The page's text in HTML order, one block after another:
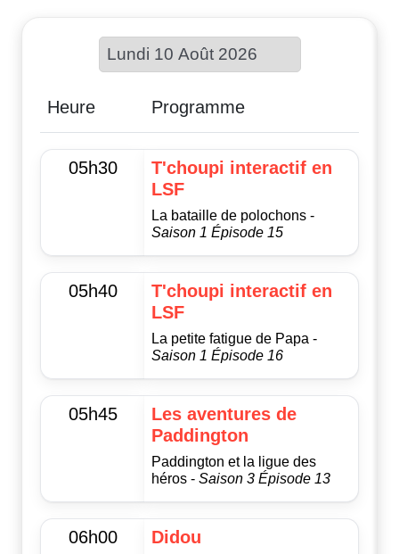
Choisir une date :
Heure Programme
05h30
T'choupi interactif en
LSF
La bataille de polochons -
Saison 1 Épisode 15
05h40
T'choupi interactif en
LSF
La petite fatigue de Papa -
Saison 1 Épisode 16
05h45
Les aventures de
Paddington
Paddington et la ligue des
héros - Saison 3 Épisode 13
06h00 Didou